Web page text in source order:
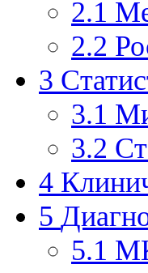
2.1
2.2
3
3.1
3.2
4
5
5.1